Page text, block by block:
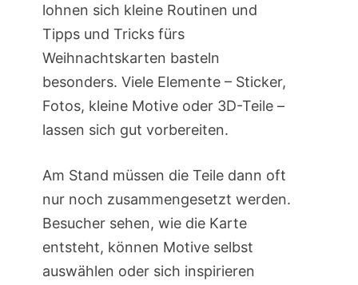
lohnen sich kleine Routinen und
Tipps und Tricks fürs
Weihnachtskarten basteln
besonders. Viele Elemente – Sticker,
Fotos, kleine Motive oder 3D-Teile –
lassen sich gut vorbereiten.
Am Stand müssen die Teile dann oft
nur noch zusammengesetzt werden.
Besucher sehen, wie die Karte
entsteht, können Motive selbst
auswählen oder sich inspirieren